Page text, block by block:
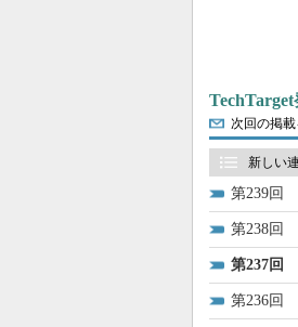
次回の掲
新しい
239
238
237
236